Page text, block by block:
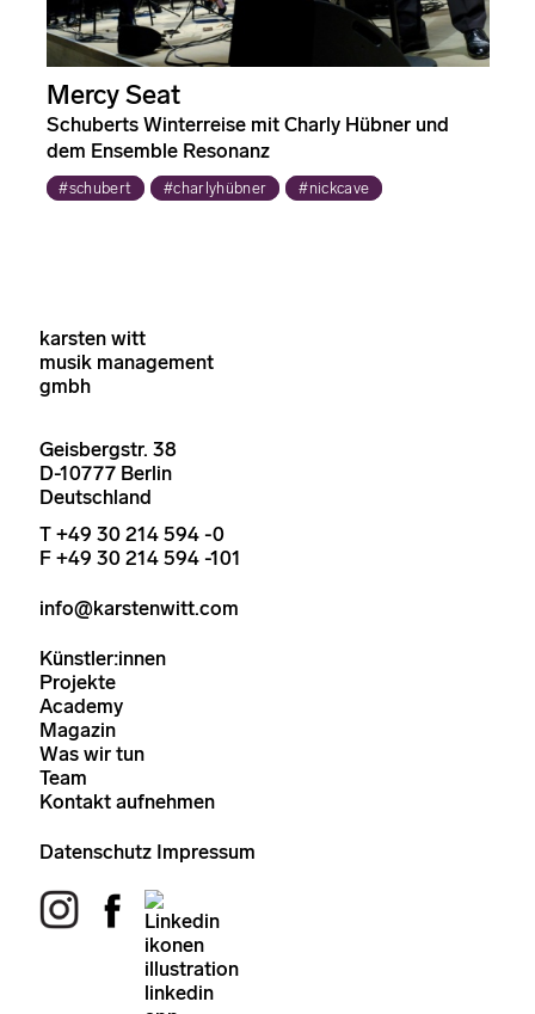
Mercy Seat
Schuberts Winterreise mit Charly Hübner und
dem Ensemble Resonanz
#schubert #charlyhübner #nickcave
karsten witt
musik management
gmbh
Geisbergstr. 38
D-10777 Berlin
Deutschland
T +49 30 214 594 -0
F +49 30 214 594 -101
info@karstenwitt.com
Künstler:innen
Projekte
Academy
Magazin
Was wir tun
Team
Kontakt aufnehmen
Datenschutz Impressum